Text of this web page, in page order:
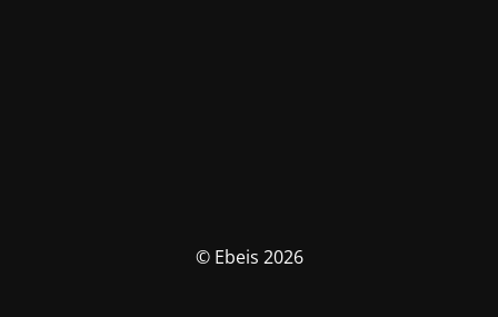
© Ebeis 2026